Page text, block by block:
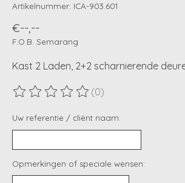
Artikelnummer: ICA-903.601
€--,--
F.O.B. Semarang
Kast 2 Laden, 2+2 scharnierende
De beoordeling van dit product is
(0)
Uw referentie / cliënt naam:
Opmerkingen of speciale wensen: